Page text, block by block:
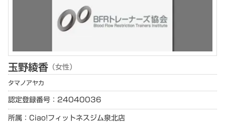
玉野綾香 （女性）
タマノアヤカ
認定登録番号：24040036
所属：Ciao!フィットネスジム泉北店